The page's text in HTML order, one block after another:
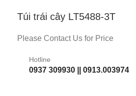
Túi trái cây LT5488-3T
Please Contact Us for Price
Hotline
0937 309930 || 0913.003974